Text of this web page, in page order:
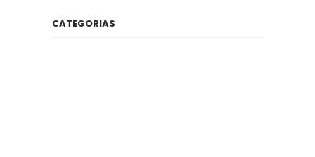
CATEGORIAS